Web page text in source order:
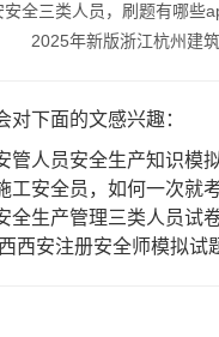
全三类人员，刷题有哪些
2025年新版浙江杭州建
对下面的文感兴趣：
管人员安全生产知识模
工安全员，如何一次就考
全生产管理三类人员试
西安注册安全师模拟试